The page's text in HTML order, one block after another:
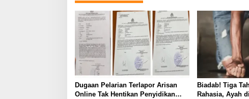
Dugaan Pelarian Terlapor Arisan
Online Tak Hentikan Penyidikan
Biadab! Tiga
Rahasia, Ayah